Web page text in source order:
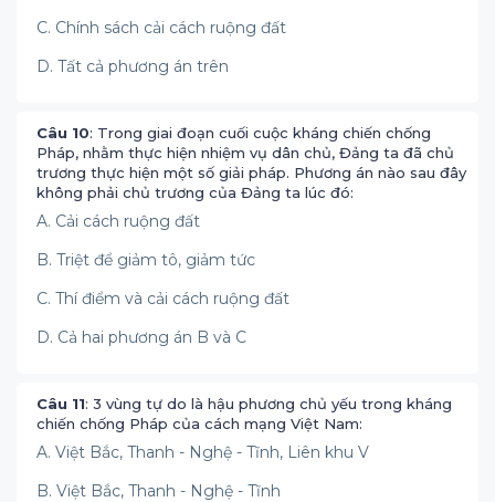
C. Chính sách cải cách ruộng đất
D. Tất cả phương án trên
Câu 10: Trong giai đoạn cuối cuộc kháng chiến chống
Pháp, nhằm thực hiện nhiệm vụ dân chủ, Đảng ta đã chủ
trương thực hiện một số giải pháp. Phương án nào sau đây
không phải chủ trương của Đảng ta lúc đó:
A. Cải cách ruộng đất
B. Triệt để giảm tô, giảm tức
C. Thí điểm và cải cách ruộng đất
D. Cả hai phương án B và C
Câu 11: 3 vùng tự do là hậu phương chủ yếu trong kháng
chiến chống Pháp của cách mạng Việt Nam:
A. Việt Bắc, Thanh - Nghệ - Tĩnh, Liên khu V
B. Việt Bắc, Thanh - Nghệ - Tĩnh